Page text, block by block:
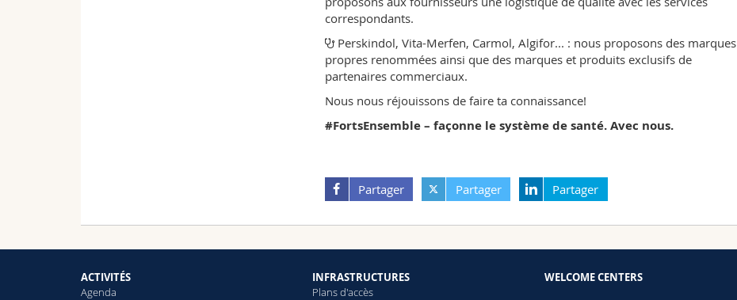
correspondants.
Perskindol, Vita-Merfen, Carmol, Algifor... : nous proposons des marques
propres renommées ainsi que des marques et produits exclusifs de
partenaires commerciaux.
Nous nous réjouissons de faire ta connaissance!
#FortsEnsemble – façonne le système de santé. Avec nous.
Partager Partager Partager
ACTIVITÉS
Agenda
INFRASTRUCTURES
Plans d'accès
WELCOME CENTERS